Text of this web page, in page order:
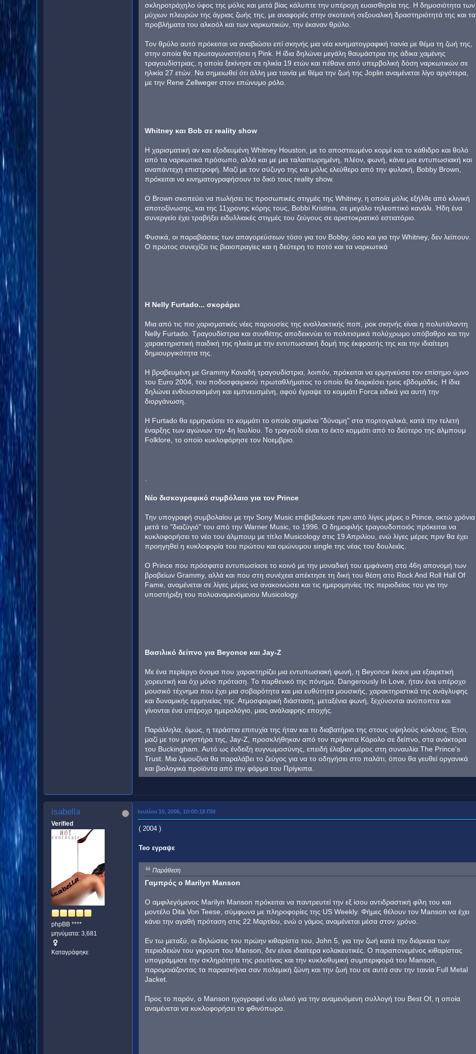
σκληροτράχηλο ύφος της μόλις και μετά βίας κάλυπτε την υπέροχη ευαισθησία της. Η δημοσιότητα των
μύχιων πλευρών της άγριας ζωής της, με αναφορές στην σκοτεινή σεξουαλική δραστηριότητά της και τα
προβλήματα του αλκοόλ και των ναρκωτικών, την έκαναν θρύλο.
Τον θρύλο αυτό πρόκειται να αναβιώσει επί σκηνής μια νέα κινηματογραφική ταινία με θέμα τη ζωή της,
στην οποία θα πρωταγωνιστήσει η Pink. Η ίδια δηλώνει μεγάλη θαυμάστρια της άδικα χαμένης
τραγουδίστριας, η οποία ξεκίνησε σε ηλικία 19 ετών και πέθανε από υπερβολική δόση ναρκωτικών σε
ηλικία 27 ετών. Να σημειωθεί ότι άλλη μια ταινία με θέμα την ζωή της Joplin αναμένεται λίγο αργότερα,
με την Rene Zellweger στον επώνυμο ρόλο.
Whitney και Bob σε reality show
Η χαρισματική αν και εξοδευμένη Whitney Houston, με το αποστεωμένο κορμί και το κάθιδρο και θολό
από τα ναρκωτικά πρόσωπο, αλλά και με μια ταλαιπωρημένη, πλέον, φωνή, κάνει μια εντυπωσιακή και
αναπάντεχη επιστροφή. Μαζί με τον σύζυγο της και μόλις ελεύθερο από την φυλακή, Bobby Brown,
πρόκειται να κινηματογραφήσουν το δικό τους reality show.
O Brown σκοπεύει να πωλήσει τις προσωπικές στιγμές της Whitney, η οποία μόλις εξήλθε από κλινική
αποτοξίνωσης, και της 11χρονης κόρης τους, Bobbi Kristina, σε μεγάλο τηλεοπτικό κανάλι. Ήδη ένα
συνεργείο έχει τραβήξει ειδυλλιακές στιγμές του ζεύγους σε αριστοκρατικό εστιατόριο.
Φυσικά, οι παραβιάσεις των απαγορεύσεων τόσο για τον Bobby, όσο και για την Whitney, δεν λείπουν.
Ο πρώτος συνεχίζει τις βιαιοπραγίες και η δεύτερη το ποτό και τα ναρκωτικά
Η Nelly Furtado... σκοράρει
Μια από τις πιο χαρισματικές νέες παρουσίες της εναλλακτικής ποπ, ροκ σκηνής είναι η πολυτάλαντη
Nelly Furtado. Τραγουδίστρια και συνθέτης αποδεικνύει το πολιτισμικά πολύχρωμο υπόβαθρο και την
χαρακτηριστική παιδική της ηλικία με την εντυπωσιακή δομή της έκφρασής της και την ιδιαίτερη
δημιουργικότητα της.
Η βραβευμένη με Grammy Καναδή τραγουδίστρια, λοιπόν, πρόκειται να ερμηνεύσει τον επίσημο ύμνο
του Euro 2004, του ποδοσφαιρικού πρωταθλήματος το οποίο θα διαρκέσει τρεις εβδομάδες. Η ίδια
δηλώνει ενθουσιασμένη και εμπνευσμένη, αφού έγραψε το κομμάτι Forca ειδικά για αυτή την
διοργάνωση.
H Furtado θα ερμηνεύσει το κομμάτι το οποίο σημαίνει "δύναμη" στα πορτογαλικά, κατά την τελετή
έναρξης των αγώνων την 4η Ιουλίου. Το τραγούδι είναι το έκτο κομμάτι από το δεύτερο της άλμπουμ
Folklore, το οποίο κυκλοφόρησε τον Νοεμβριο.
Νέο δισκογραφικό συμβόλαιο για τον Prince
Την υπογραφή συμβολαίου με την Sony Music επιβεβαίωσε πριν από λίγες μέρες ο Prince, oκτώ χρόνια
μετά το "διαζύγιό" του από την Warner Music, το 1996. Ο δημοφιλής τραγουδοποιός πρόκειται να
κυκλοφορήσει το νέο του άλμπουμ με τίτλο Musicology στις 19 Απριλίου, ενώ λίγες μέρες πριν θα έχει
προηγηθεί η κυκλοφορία του πρώτου και ομώνυμου single της νέας του δουλειάς.
Ο Prince που πρόσφατα εντυπωσίασε το κοινό με την μοναδική του εμφάνιση στα 46η απονομή των
βραβείων Grammy, αλλά και που στη συνέχεια απέκτησε τη δική του θέση στο Rock And Roll Hall Of
Fame, αναμένεται σε λίγες μέρες να ανακοινώσει και τις ημερομηνίες της περιοδείας του για την
υποστήριξη του πολυαναμενόμενου Musicology.
Βασιλικό δείπνο για Beyonce και Jay-Z
Με ένα περίεργο όνομα που χαρακτηρίζει μια εντυπωσιακή φωνή, η Beyonce έκανε μια εξαιρετική
χορευτική και όχι μόνο πρόταση. Το παρθενικό της πόνημα, Dangerously In Love, ήταν ένα υπέροχο
μουσικό τέχνημα που έχει μια σοβαρότητα και μια ευθύτητα μουσικής, χαρακτηριστικά της ανάγλυφης
και δυναμικής ερμηνείας της. Ατμοσφαιρική διάσταση, μεταξένια φωνή, ξεχύνονται ανύποπτα και
γίνονται ένα υπέροχο ημερολόγιο, μιας ανάλαφρης εποχής.
Παράλληλα, όμως, η τεράστια επιτυχία της ήταν και το διαβατήριο της στους υψηλούς κύκλους. Έτσι,
μαζί με τον μνηστήρα της, Jay-Z, προσκλήθηκαν από τον πρίγκιπα Κάρολο σε δείπνο, στα ανάκτορα
του Buckingham. Αυτό ως ένδειξη ευγνωμοσύνης, επειδή έλαβαν μέρος στη συναυλία The Prince's
Trust. Μια λιμουζίνα θα παραλάβει το ζεύγος για να το οδηγήσει στο παλάτι, όπου θα γευθεί οργανικά
και βιολογικά προϊόντα από την φάρμα του Πρίγκιπα.
isabella
Verified
phpBB ****
μηνύματα: 3,681
Καταγράφηκε
Ιουλίου 10, 2006, 10:00:18 ΠΜ
( 2004 )
Teo εγραψε
Παράθεση
Γαμπρός ο Marilyn Manson
Ο αμφιλεγόμενος Marilyn Manson πρόκειται να παντρευτεί την εξ ίσου αντιδραστική φίλη του και
μοντέλο Dita Von Teese, σύμφωνα με πληροφορίες της US Weekly. Φήμες θέλουν τον Manson να έχει
κάνει την αγαθή πρόταση στις 22 Μαρτίου, ενώ ο γάμος αναμένεται μέσα στον χρόνο.
Εν τω μεταξύ, οι δηλώσεις του πρώην κιθαρίστα του, John 5, για την ζωή κατά την διάρκεια των
περιοδειών του γκρουπ του Manson, δεν είναι ιδιαίτερα κολακευτικές. Ο παραπονεμένος κιθαρίστας
υπογράμμισε την σκληρότητα της ρουτίνας και την κυκλοθυμική συμπεριφορά του Manson,
παρομοιάζοντας τα παρασκήνια σαν πολεμική ζώνη και την ζωή του σε αυτά σαν την ταινία Full Metal
Jacket.
Προς το παρόν, ο Manson ηχογραφεί νέο υλικό για την αναμενόμενη συλλογή του Best Of, η οποία
αναμένεται να κυκλοφορήσει το φθινόπωρο.